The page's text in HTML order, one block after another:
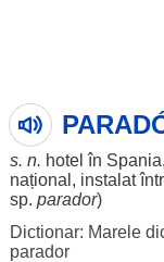
s. n. hotel în Spania,
național , instalat
sp. parador)
Dictionar: Marele
parador